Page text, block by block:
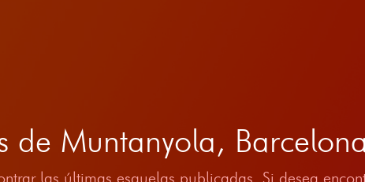
de Muntanyola,